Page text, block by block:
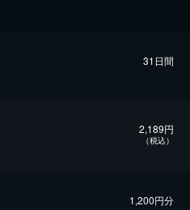
31日間
2,189円
（税込）
1,200円分